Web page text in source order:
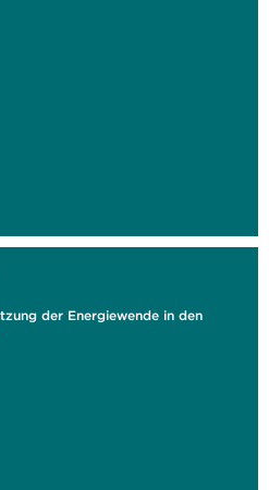
der Energiewende in den